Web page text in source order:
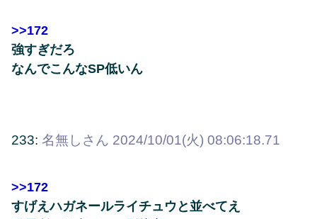
>>172
強すぎだろ
なんでこんなSP低いん
233: 名無しさん 2024/10/01(火) 08:06:18.71
>>172
すげえハガネールライチュウと並べてえ